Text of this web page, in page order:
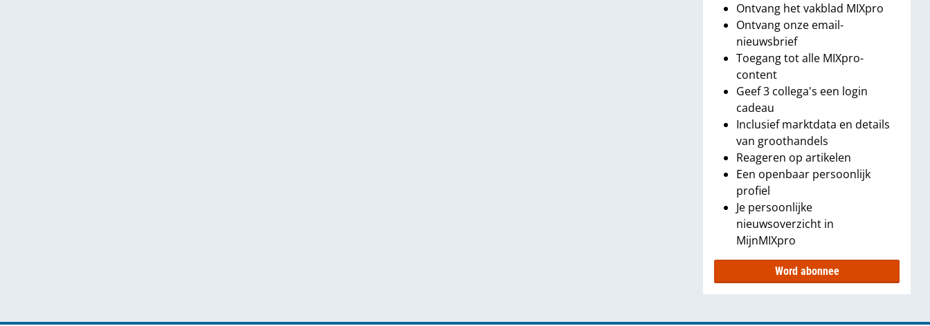
Ontvang het vakblad MIXpro
Ontvang onze email-
nieuwsbrief
Toegang tot alle MIXpro-
content
Geef 3 collega's een login
cadeau
Inclusief marktdata en details
van groothandels
Reageren op artikelen
Een openbaar persoonlijk
profiel
Je persoonlijke
nieuwsoverzicht in
MijnMIXpro
Word abonnee